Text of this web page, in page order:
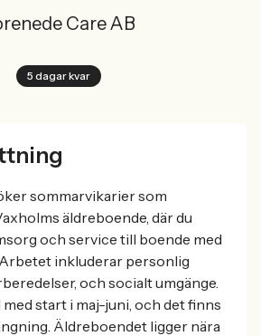
Care AB
5 dagar kvar
sommarvikarier som
äldreboende, där du
och service till boende med
inkluderar personlig
och socialt umgänge.
start i maj-juni, och det finns
Äldreboendet ligger nära